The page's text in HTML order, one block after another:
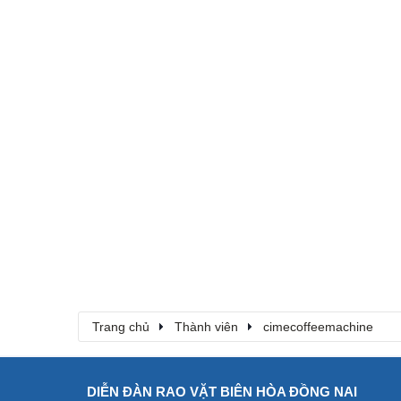
Trang chủ Thành viên cimecoffeemachine
DIỄN ĐÀN RAO VẶT BIÊN HÒA ĐỒNG NAI